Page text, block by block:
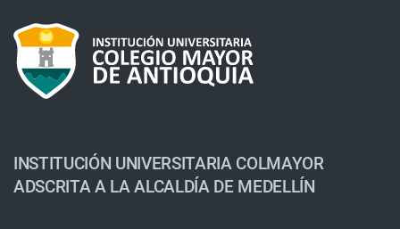
INSTITUCIÓN UNIVERSITARIA COLMAYOR
ADSCRITA A LA ALCALDÍA DE MEDELLÍN